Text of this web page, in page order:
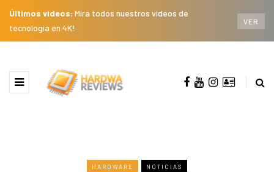
Últimos videos: Mira todos nuestros videos de
tecnología en 4K!
VER
HARDWARE NOTICIAS